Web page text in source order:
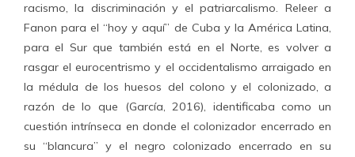
racismo, la discriminación y el patriarcalismo. Releer a
Fanon para el “hoy y aquí” de Cuba y la América Latina,
para el Sur que también está en el Norte, es volver a
rasgar el eurocentrismo y el occidentalismo arraigado en
la médula de los huesos del colono y el colonizado, a
razón de lo que (García, 2016), identificaba como un
cuestión intrínseca en donde el colonizador encerrado en
su “blancura” y el negro colonizado encerrado en su